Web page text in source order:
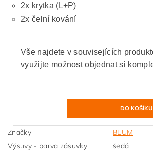
2x krytka (L+P)
2x čelní kování
Vše najdete v souvisejících
využijte možnost objednat si
Značky
BLUM
Výsuvy - barva zásuvky
šedá